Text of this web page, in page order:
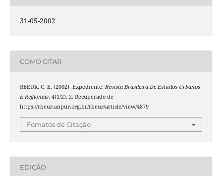
31-05-2002
COMO CITAR
RBEUR, C. E. (2002). Expediente. Revista Brasileira De Estudos Urbanos
E Regionais, 4(1/2), 2. Recuperado de
https://rbeur.anpur.org.br/rbeur/article/view/4879
Fomatos de Citação
EDIÇÃO